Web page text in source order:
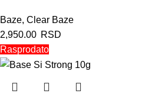
Baze, Clear Baze
2,950.00 RSD
Rasprodato